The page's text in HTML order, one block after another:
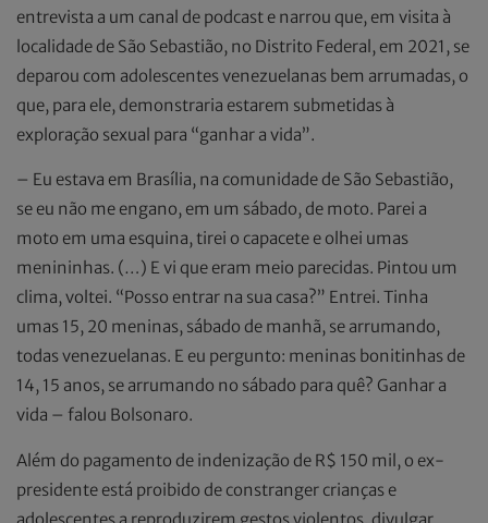
entrevista a um canal de podcast e narrou que, em visita à
localidade de São Sebastião, no Distrito Federal, em 2021, se
deparou com adolescentes venezuelanas bem arrumadas, o
que, para ele, demonstraria estarem submetidas à
exploração sexual para “ganhar a vida”.
– Eu estava em Brasília, na comunidade de São Sebastião,
se eu não me engano, em um sábado, de moto. Parei a
moto em uma esquina, tirei o capacete e olhei umas
menininhas. (…) E vi que eram meio parecidas. Pintou um
clima, voltei. “Posso entrar na sua casa?” Entrei. Tinha
umas 15, 20 meninas, sábado de manhã, se arrumando,
todas venezuelanas. E eu pergunto: meninas bonitinhas de
14, 15 anos, se arrumando no sábado para quê? Ganhar a
vida – falou Bolsonaro.
Além do pagamento de indenização de R$ 150 mil, o ex-
presidente está proibido de constranger crianças e
adolescentes a reproduzirem gestos violentos, divulgar